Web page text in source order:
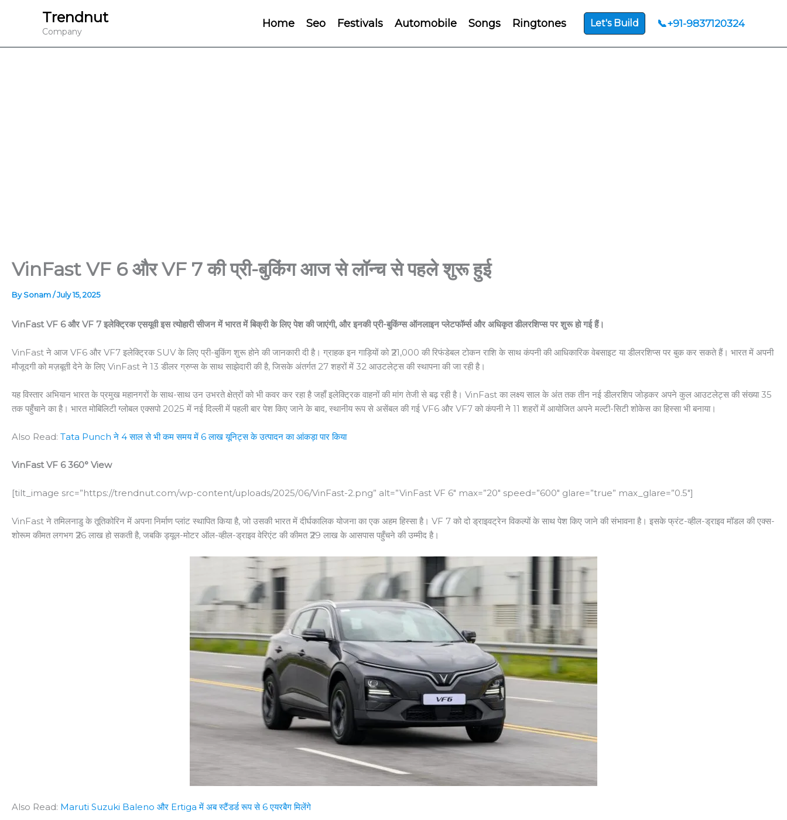
Trendnut
Company
Home Seo Festivals Automobile Songs Ringtones Let's Build 📞+91-9837120324
VinFast VF 6 और VF 7 की प्री-बुकिंग आज से लॉन्च से पहले शुरू हुई
BySonam/July 15, 2025
VinFast VF 6 और VF 7 इलेक्ट्रिक एसयूवी इस त्योहारी सीजन में भारत में बिक्री के लिए पेश की जाएंगी, और इनकी प्री-बुकिंग्स ऑनलाइन प्लेटफॉर्म्स और अधिकृत डीलरशिप्स पर शुरू हो गई हैं।
VinFast ने आज VF6 और VF7 इलेक्ट्रिक SUV के लिए प्री-बुकिंग शुरू होने की जानकारी दी है। ग्राहक इन गाड़ियों को ₹21,000 की रिफंडेबल टोकन राशि के साथ कंपनी की आधिकारिक वेबसाइट या डीलरशिप्स पर बुक कर सकते हैं। भारत में अपनी
मौजूदगी को मज़बूती देने के लिए VinFast ने 13 डीलर ग्रुप्स के साथ साझेदारी की है, जिसके अंतर्गत 27 शहरों में 32 आउटलेट्स की स्थापना की जा रही है।
यह विस्तार अभियान भारत के प्रमुख महानगरों के साथ-साथ उन उभरते क्षेत्रों को भी कवर कर रहा है जहाँ इलेक्ट्रिक वाहनों की मांग तेजी से बढ़ रही है। VinFast का लक्ष्य साल के अंत तक तीन नई डीलरशिप जोड़कर अपने कुल आउटलेट्स की संख्या 35
तक पहुँचाने का है। भारत मोबिलिटी ग्लोबल एक्सपो 2025 में नई दिल्ली में पहली बार पेश किए जाने के बाद, स्थानीय रूप से असेंबल की गई VF6 और VF7 को कंपनी ने 11 शहरों में आयोजित अपने मल्टी-सिटी शोकेस का हिस्सा भी बनाया।
Also Read: Tata Punch ने 4 साल से भी कम समय में 6 लाख यूनिट्स के उत्पादन का आंकड़ा पार किया
VinFast VF 6 360° View
[tilt_image src=”https://trendnut.com/wp-content/uploads/2025/06/VinFast-2.png” alt=”VinFast VF 6″ max=”20″ speed=”600″ glare=”true” max_glare=”0.5″]
VinFast ने तमिलनाडु के तूतिकोरिन में अपना निर्माण प्लांट स्थापित किया है, जो उसकी भारत में दीर्घकालिक योजना का एक अहम हिस्सा है। VF 7 को दो ड्राइवट्रेन विकल्पों के साथ पेश किए जाने की संभावना है। इसके फ्रंट-व्हील-ड्राइव मॉडल की एक्स-
शोरूम कीमत लगभग ₹26 लाख हो सकती है, जबकि ड्यूल-मोटर ऑल-व्हील-ड्राइव वेरिएंट की कीमत ₹29 लाख के आसपास पहुँचने की उम्मीद है।
Also Read: Maruti Suzuki Baleno और Ertiga में अब स्टैंडर्ड रूप से 6 एयरबैग मिलेंगे